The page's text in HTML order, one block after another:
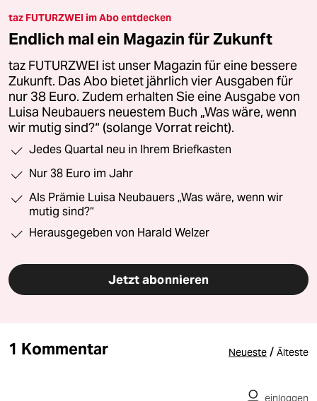
taz FUTURZWEI im Abo entdecken
Endlich mal ein Magazin für Zukunft
taz FUTURZWEI ist unser Magazin für eine bessere
Zukunft. Das Abo bietet jährlich vier Ausgaben für
nur 38 Euro. Zudem erhalten Sie eine Ausgabe von
Luisa Neubauers neuestem Buch „Was wäre, wenn
wir mutig sind?“ (solange Vorrat reicht).
Jedes Quartal neu in Ihrem Briefkasten
Nur 38 Euro im Jahr
Als Prämie Luisa Neubauers „Was wäre, wenn wir
mutig sind?“
Herausgegeben von Harald Welzer
Jetzt abonnieren
1 Kommentar Neueste / Älteste
einloggen